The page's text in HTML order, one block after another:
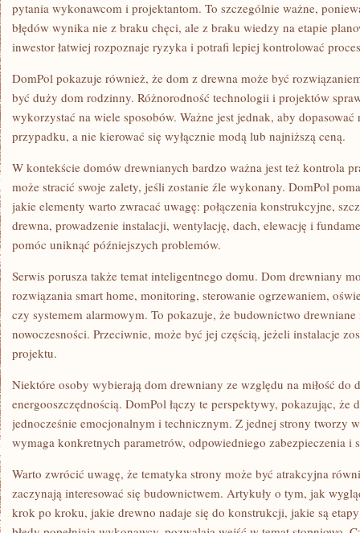
pytania wykonawcom i projektantom. To szczególnie ważne,
błędów wynika nie z braku chęci, ale z braku wiedzy na etapie
inwestor łatwiej rozpoznaje ryzyka i potrafi lepiej kontrolować
DomPol pokazuje również, że dom z drewna może być
być duży dom rodzinny. Różnorodność technologii i projektów
wykorzystać na wiele sposobów. Ważne jest jednak, aby
przypadku, a nie kierować się wyłącznie modą lub najniższą ceną.
W kontekście domów drewnianych bardzo ważna jest też kontrola
może stracić swoje zalety, jeśli zostanie źle wykonany. DomPol
jakie elementy warto zwracać uwagę: połączenia konstrukcyjne,
drewna, prowadzenie instalacji, wentylację, dach, elewację i
pomóc uniknąć późniejszych problemów.
Serwis porusza także temat inteligentnego domu. Dom drewniany
rozwiązania smart home, monitoring, sterowanie ogrzewaniem,
czy systemem alarmowym. To pokazuje, że budownictwo
nowoczesności. Przeciwnie, może być jej częścią, jeżeli instalacje
projektu.
Niektóre osoby wybierają dom drewniany ze względu na miłość do
energooszczędnością. DomPol łączy te perspektywy, pokazując, że
jednocześnie emocjonalnym i technicznym. Z jednej strony tworzy
wymaga konkretnych parametrów, odpowiedniego zabezpieczenia i
Warto zwrócić uwagę, że tematyka strony może być atrakcyjna
zaczynają interesować się budownictwem. Artykuły o tym, jak
krok po kroku, jakie drewno nadaje się do konstrukcji, jakie są